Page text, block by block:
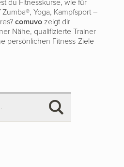
du Fitnesskurse, wie für
Yoga, Kampfsport –
comuvozeigt dir
Nähe, qualifizierte Trainer
persönlichen Fitness-Ziele